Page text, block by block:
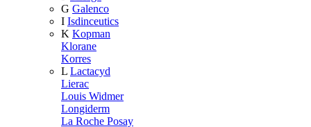
G Galenco
I Isdinceutics
K Kopman
Klorane
Korres
L Lactacyd
Lierac
Louis Widmer
Longiderm
La Roche Posay